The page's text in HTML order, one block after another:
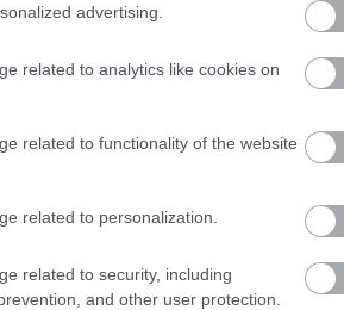
advertising.
related to analytics like cookies on
related to functionality of the website
related to personalization.
related to security, including
and other user protection.
a jóvenes
con los blancos.
reforzarse para